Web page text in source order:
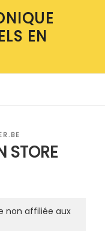
EN
non affiliée aux